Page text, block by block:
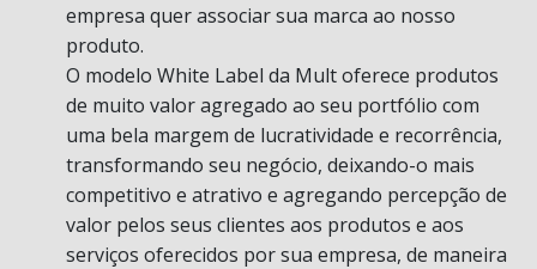
empresa quer associar sua marca ao nosso
produto.
O modelo White Label da Mult oferece produtos
de muito valor agregado ao seu portfólio com
uma bela margem de lucratividade e recorrência,
transformando seu negócio, deixando-o mais
competitivo e atrativo e agregando percepção de
valor pelos seus clientes aos produtos e aos
serviços oferecidos por sua empresa, de maneira